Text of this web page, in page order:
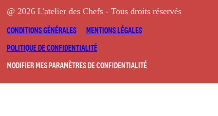
@ 2026 L'atelier des Chefs - Tous droits réservés
CONDITIONS GÉNÉRALES
MENTIONS LÉGALES
POLITIQUE DE CONFIDENTIALITÉ
MODIFIER MES PARAMÈTRES DE CONFIDENTIALITÉ